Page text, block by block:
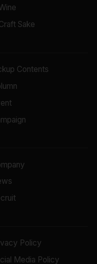
Sake
Contents
Policy
Media Policy